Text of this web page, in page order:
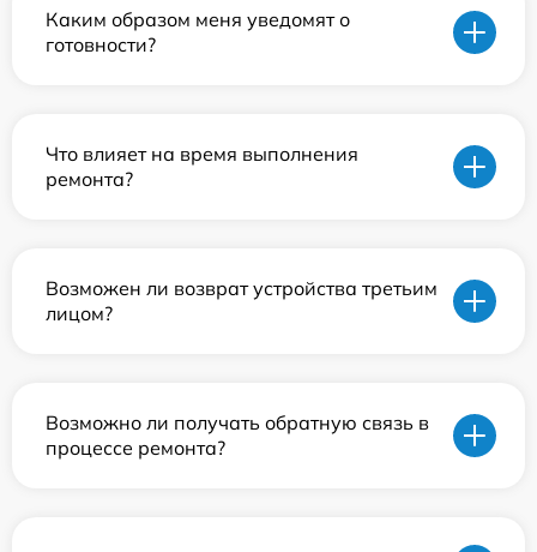
Каким образом меня уведомят о
готовности?
Что влияет на время выполнения
ремонта?
Возможен ли возврат устройства третьим
лицом?
Возможно ли получать обратную связь в
процессе ремонта?